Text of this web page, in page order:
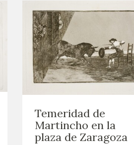
Temeridad de
Martincho en la
plaza de Zaragoza